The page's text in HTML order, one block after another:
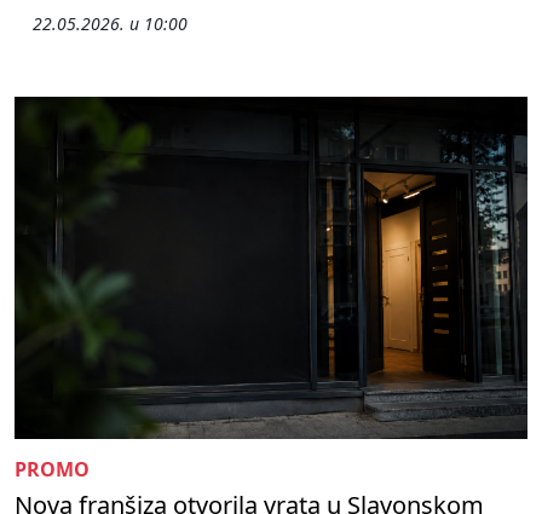
22.05.2026. u 10:00
PROMO
Nova franšiza otvorila vrata u Slavonskom